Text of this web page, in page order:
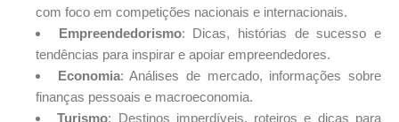
com foco em competições nacionais e internacionais.
Empreendedorismo: Dicas, histórias de sucesso e
tendências para inspirar e apoiar empreendedores.
Economia: Análises de mercado, informações sobre
finanças pessoais e macroeconomia.
Turismo: Destinos imperdíveis, roteiros e dicas para